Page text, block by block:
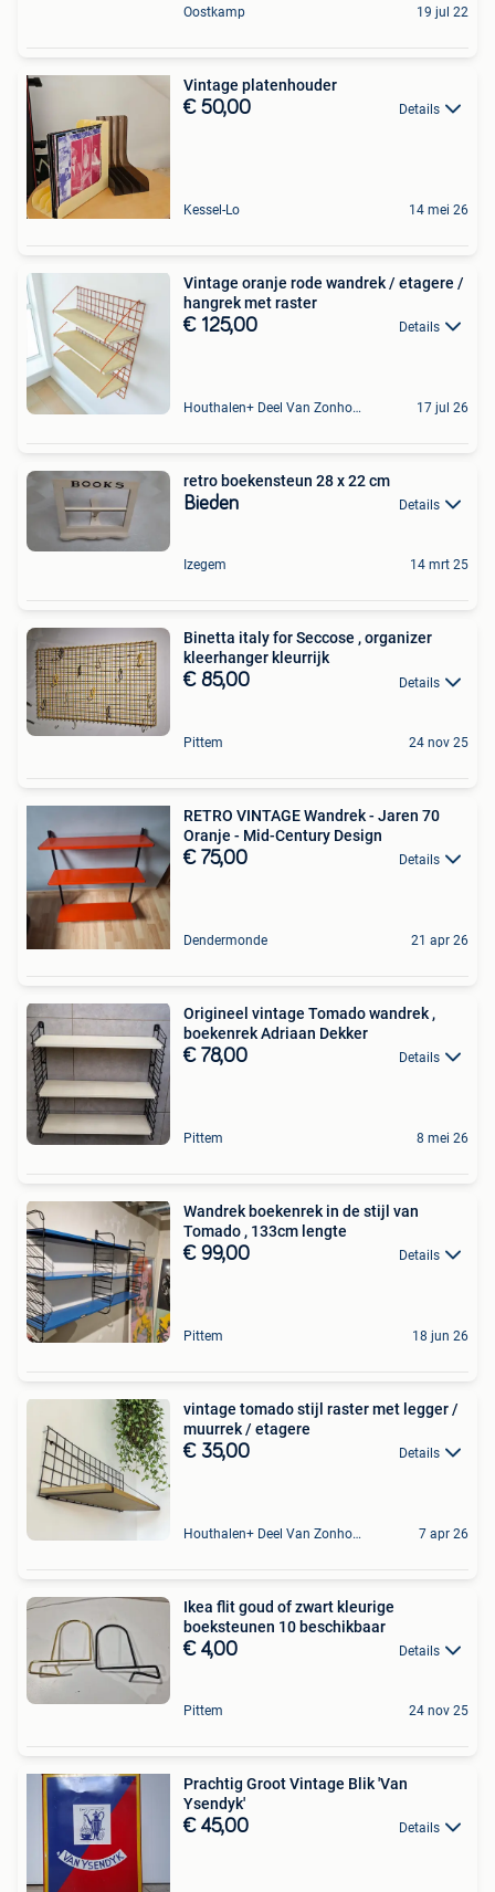
Oostkamp 19 jul 22
Vintage platenhouder
€ 50,00 Details
Kessel-Lo 14 mei 26
Vintage oranje rode wandrek / etagere /
hangrek met raster
€ 125,00 Details
Houthalen+ Deel Van Zonhoven En Zolder 17 jul 26
retro boekensteun 28 x 22 cm
Bieden Details
Izegem 14 mrt 25
Binetta italy for Seccose , organizer
kleerhanger kleurrijk
€ 85,00 Details
Pittem 24 nov 25
RETRO VINTAGE Wandrek - Jaren 70
Oranje - Mid-Century Design
€ 75,00 Details
Dendermonde 21 apr 26
Origineel vintage Tomado wandrek ,
boekenrek Adriaan Dekker
€ 78,00 Details
Pittem 8 mei 26
Wandrek boekenrek in de stijl van
Tomado , 133cm lengte
€ 99,00 Details
Pittem 18 jun 26
vintage tomado stijl raster met legger /
muurrek / etagere
€ 35,00 Details
Houthalen+ Deel Van Zonhoven En Zolder 7 apr 26
Ikea flit goud of zwart kleurige
boeksteunen 10 beschikbaar
€ 4,00 Details
Pittem 24 nov 25
​Prachtig Groot Vintage Blik 'Van
Ysendyk'
€ 45,00 Details